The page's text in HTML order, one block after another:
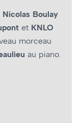
Nicolas Boulay
et KNLO
morceau
au piano.